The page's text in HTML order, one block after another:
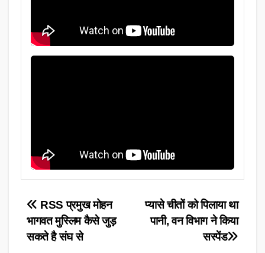
Post
navigation
प्यासे चीतों को पिलाया था
पानी, वन विभाग ने किया
सस्पेंड
RSS प्रमुख मोहन
भागवत मुस्लिम कैसे जुड़
सकते है संघ से